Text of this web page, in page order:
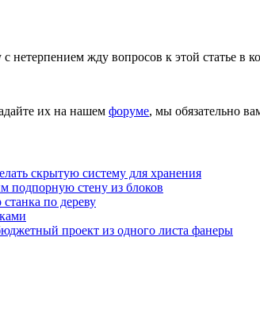
с нетерпением жду вопросов к этой статье в
их на нашем форуме, мы обязательно
скрытую систему для хранения
подпорную стену из блоков
по дереву
проект из одного листа фанеры